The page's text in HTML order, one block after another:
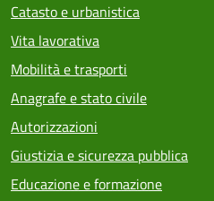
Catasto e urbanistica
Vita lavorativa
Mobilità e trasporti
Anagrafe e stato civile
Autorizzazioni
Giustizia e sicurezza pubblica
Educazione e formazione